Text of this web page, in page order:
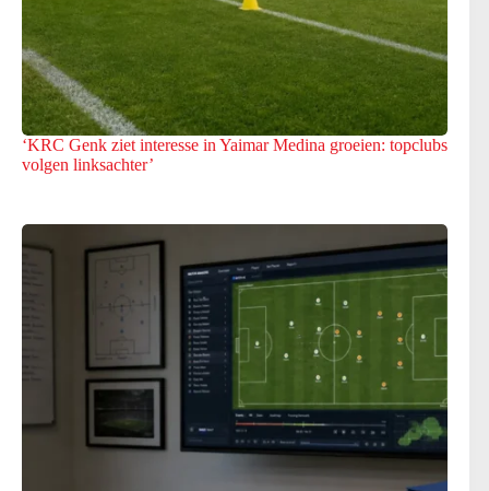
‘KRC Genk ziet interesse in Yaimar Medina groeien: topclubs
volgen linksachter’